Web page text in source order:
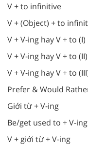
V + to infinitive
V + (Object) + to
V + V-ing hay V + to (I)
V + V-ing hay V + to (II)
V + V-ing hay V + to
Prefer & Would
Giới từ + V-ing
Be/get used to + V-ing
V + giới từ + V-ing